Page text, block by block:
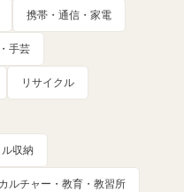
携帯・通信・家電
手芸
リサイクル
収納
ルチャー・教育・教習所